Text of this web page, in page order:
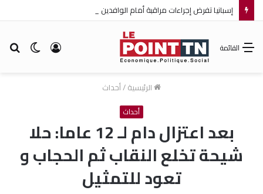
إسبانيا تفرض إجراءات مراقبة أمام الوافدين من إيطاليا!
الوضع تسجيل
القائمة
الرئيسية/أحداث
أحداث
بعد اعتزال دام لـ 12 عاما: حلا
شيحة تخلع النقاب ثم الحجاب و
تعود للتمثيل